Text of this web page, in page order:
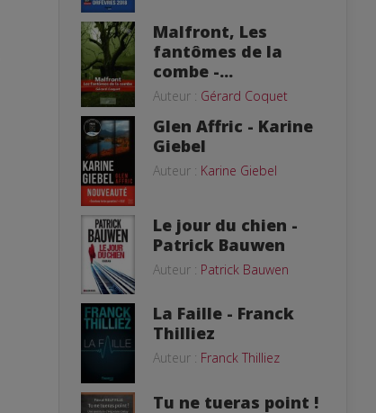
Malfront, Les
fantômes de la
combe -...
Auteur : Gérard Coquet
Glen Affric - Karine
Giebel
Auteur : Karine Giebel
Le jour du chien -
Patrick Bauwen
Auteur : Patrick Bauwen
La Faille - Franck
Thilliez
Auteur : Franck Thilliez
Tu ne tueras point !